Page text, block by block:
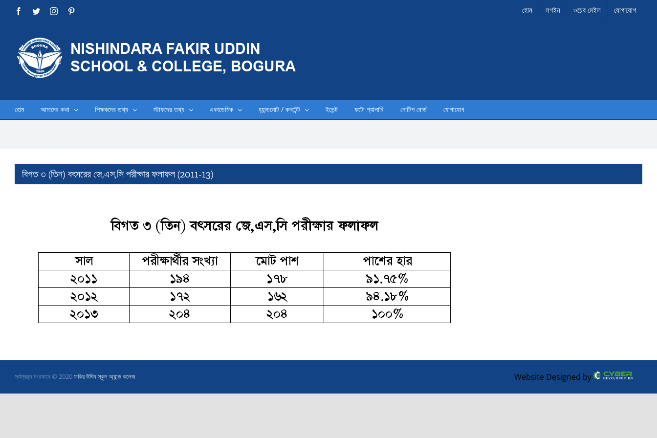
Facebook
TwitterInstagram হোম লগইন ওয়েব মেইল যোগাযোগ
হোম আমাদের কথা শিক্ষকদের তথ্য স্টাফদের তথ্য একাডেমিক হ্যান্ডনোট / কনটেন্ট ইভেন্ট ফটো গ্যালারি নোটিশ বোর্ড যোগাযোগ
বিগত ৩ (তিন) বৎসরের জে,এস,সি পরীক্ষার ফলাফল (2011-13)
সর্বস্বত্ত্ব সংরক্ষনে © 2020ফকির উদ্দিন স্কুল অ্যান্ড কলেজ Website Designed by